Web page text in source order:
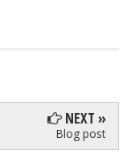
NEXT »
Blog post